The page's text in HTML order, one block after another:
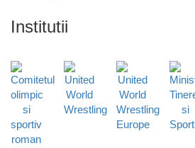
Institutii